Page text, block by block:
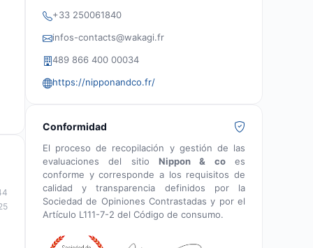
+33 250061840
infos-contacts@wakagi.fr
489 866 400 00034
https://nipponandco.fr/
Conformidad
El proceso de recopilación y gestión de las
evaluaciones del sitio Nippon & coes
conforme y corresponde a los requisitos de
calidad y transparencia definidos por la
Sociedad de Opiniones Contrastadas y por el
Artículo L111-7-2 del Código de consumo.